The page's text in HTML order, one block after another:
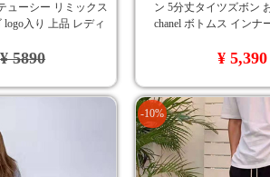
ューシー リミックス
入り 上品 レディ
¥ 5890
ン 5分丈タイツズボン
chanel ボトムス インナ
¥
-10%